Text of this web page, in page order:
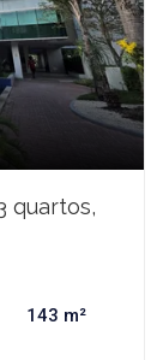
quartos,
143 m²